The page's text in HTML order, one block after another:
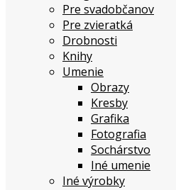
Pre svadobčanov
Pre zvieratká
Drobnosti
Knihy
Umenie
Obrazy
Kresby
Grafika
Fotografia
Sochárstvo
Iné umenie
Iné výrobky